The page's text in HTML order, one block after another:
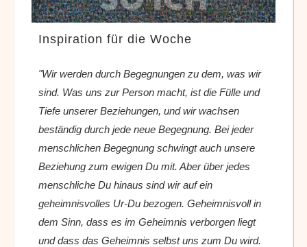
Inspiration für die Woche
"Wir werden durch Begegnungen zu dem, was wir
sind. Was uns zur Person macht, ist die Fülle und
Tiefe unserer Beziehungen, und wir wachsen
beständig durch jede neue Begegnung. Bei jeder
menschlichen Begegnung schwingt auch unsere
Beziehung zum ewigen Du mit. Aber über jedes
menschliche Du hinaus sind wir auf ein
geheimnisvolles Ur-Du bezogen. Geheimnisvoll in
dem Sinn, dass es im Geheimnis verborgen liegt
und dass das Geheimnis selbst uns zum Du wird.